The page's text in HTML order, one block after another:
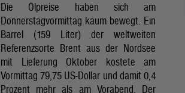
Die Ölpreise haben sich am
Donnerstagvormittag kaum bewegt. Ein
Barrel (159 Liter) der weltweiten
Referenzsorte Brent aus der Nordsee
mit Lieferung Oktober kostete am
Vormittag 79,75 US-Dollar und damit 0,4
Prozent mehr als am Vorabend. Der